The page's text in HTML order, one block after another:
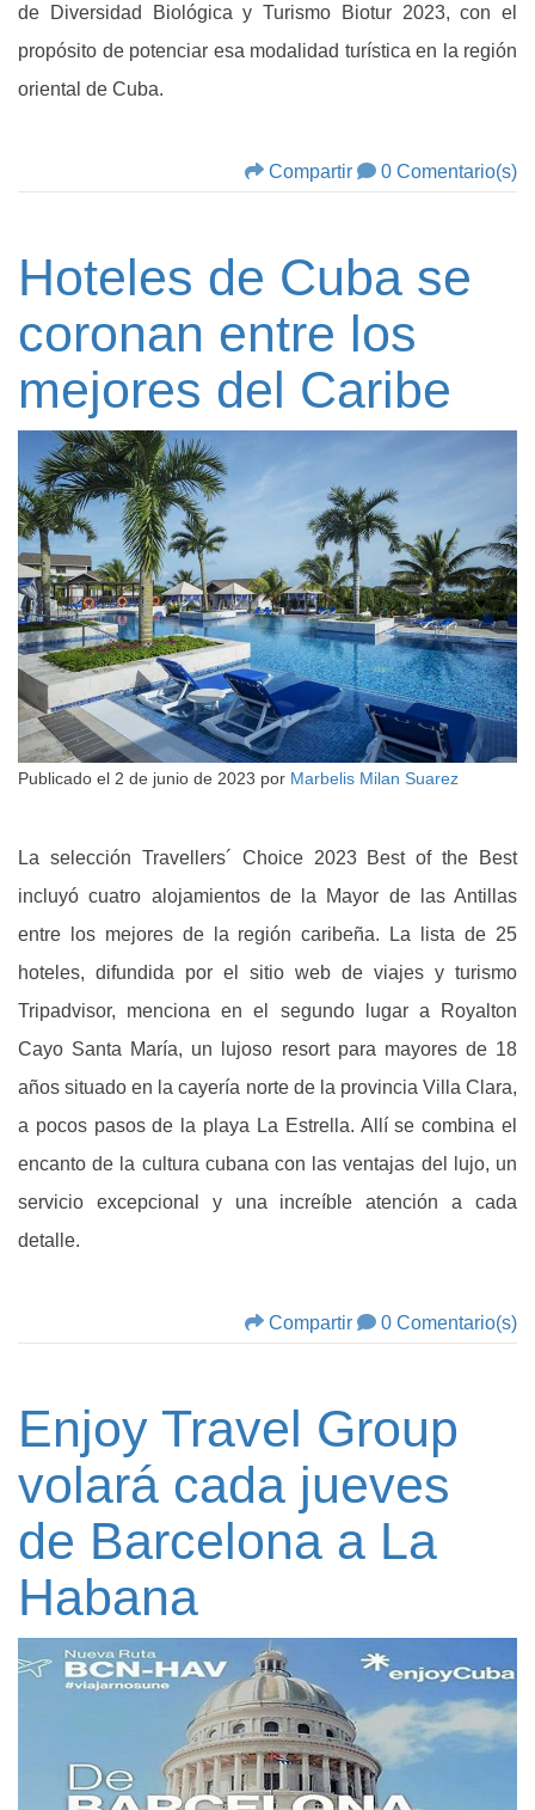
de Diversidad Biológica y Turismo Biotur 2023, con el
propósito de potenciar esa modalidad turística en la región
oriental de Cuba.
Compartir 0 Comentario(s)
Hoteles de Cuba se
coronan entre los
mejores del Caribe
Publicado el 2 de junio de 2023 por Marbelis Milan Suarez
La selección Travellers´ Choice 2023 Best of the Best
incluyó cuatro alojamientos de la Mayor de las Antillas
entre los mejores de la región caribeña. La lista de 25
hoteles, difundida por el sitio web de viajes y turismo
Tripadvisor, menciona en el segundo lugar a Royalton
Cayo Santa María, un lujoso resort para mayores de 18
años situado en la cayería norte de la provincia Villa Clara,
a pocos pasos de la playa La Estrella. Allí se combina el
encanto de la cultura cubana con las ventajas del lujo, un
servicio excepcional y una increíble atención a cada
detalle.
Compartir 0 Comentario(s)
Enjoy Travel Group
volará cada jueves
de Barcelona a La
Habana